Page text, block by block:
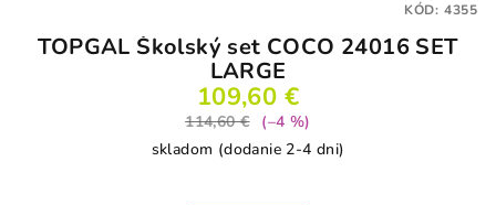
TOPGAL Školský set COCO 24016 SET
LARGE
109,60 €
114,60 €
(–4 %)
skladom (dodanie 2-4 dni)
KÓD: 4355